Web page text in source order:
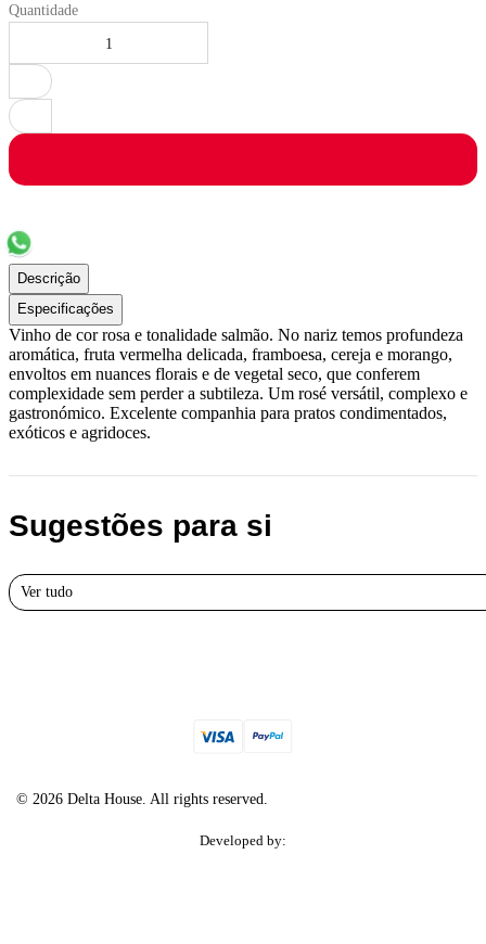
Quantidade
Descrição
Especificações
Vinho de cor rosa e tonalidade salmão. No nariz temos profundeza
aromática, fruta vermelha delicada, framboesa, cereja e morango,
envoltos em nuances florais e de vegetal seco, que conferem
complexidade sem perder a subtileza. Um rosé versátil, complexo e
gastronómico. Excelente companhia para pratos condimentados,
exóticos e agridoces.
Sugestões para si
Ver tudo
© 2026 Delta House. All rights reserved.
Developed by: